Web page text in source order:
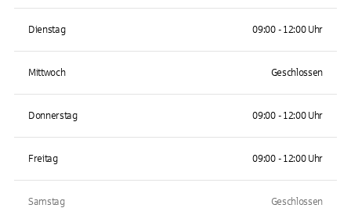
Dienstag 09:00 - 12:00 Uhr
Mittwoch Geschlossen
Donnerstag 09:00 - 12:00 Uhr
Freitag 09:00 - 12:00 Uhr
Samstag Geschlossen